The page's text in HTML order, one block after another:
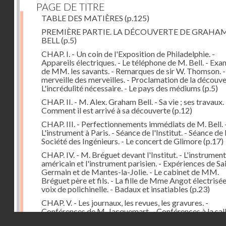
PAGE DE TITRE
TABLE DES MATIÈRES (p.125)
PREMIÈRE PARTIE. LA DÉCOUVERTE DE
BELL (p.5)
CHAP. I. - Un coin de l'Exposition de Philadelphie. -
Appareils électriques. - Le téléphone de M. Bell. -
de MM. les savants. - Remarques de sir W. Thomson.
merveille des merveilles. - Proclamation de la
L'incrédulité nécessaire. - Le pays des médiums (p.5)
CHAP. II. - M. Alex. Graham Bell. - Sa vie ; ses travaux.
Comment il est arrivé à sa découverte(p.12)
CHAP. III. - Perfectionnements immédiats de M. Bell.
L'instrument à Paris. - Séance de l'Institut. - Séance de
Société des Ingénieurs. - Le concert de Glimore(p.17)
CHAP. IV. - M. Bréguet devant l'Institut. - L'instrument
américain et l'instrument parisien. - Expériences de
Germain et de Mantes-la-Jolie. - Le cabinet de MM.
Bréguet père et fils. - La fille de Mme Angot
voix de polichinelle. - Badaux et insatiables (p.23)
CHAP. V. - Les journaux, les revues, les gravures. -
Conférences de M. Jacquemart. - Conférences à la